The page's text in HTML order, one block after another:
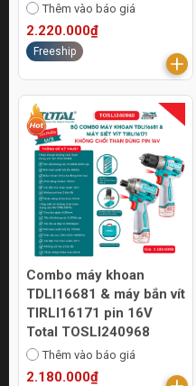
Thêm vào báo giá
2.220.000₫
Freeship
Combo máy khoan
TDLI16681 & máy bắn vít
TIRLI16171 pin 16V
Total TOSLI240968
Thêm vào báo giá
2.180.000₫